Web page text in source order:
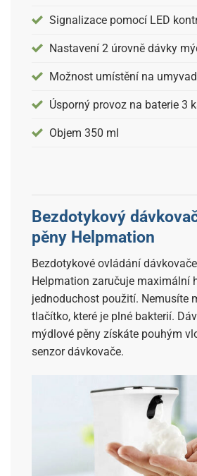
Signalizace pomocí LED
Nastavení 2 úrovně dávky
Možnost umístění na
Úsporný provoz na baterie 3
Objem 350 ml
Bezdotykový
pěny Helpmation
Bezdotykové ovládání
Helpmation zaručuje maximální
jednoduchost použití. Nemusíte
tlačítko, které je plné bakterií.
mýdlové pěny získáte pouhým
senzor dávkovače.